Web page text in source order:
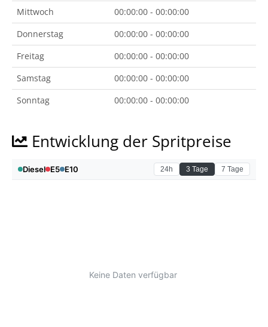
Mittwoch
00:00:00 - 00:00:00
Donnerstag
00:00:00 - 00:00:00
Freitag
00:00:00 - 00:00:00
Samstag
00:00:00 - 00:00:00
Sonntag
00:00:00 - 00:00:00
Entwicklung der Spritpreise